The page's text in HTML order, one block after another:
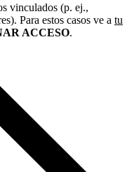
vinculados (p. ej.,
Para estos casos ve a tu
ACCESO.